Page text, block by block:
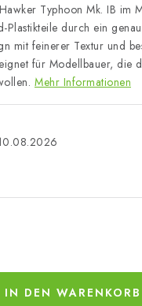
Kontakte
Bedingungen und
Umrechner
Glossar
Typhoon Mk. IB im
Plastikteile durch ein
mit feinerer Textur und
für Modellbauer, die
Mehr Informationen
IN DEN WARENKORB